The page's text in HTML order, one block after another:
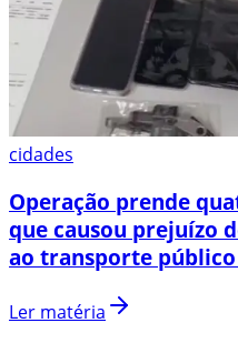
cidades
Operação prende
que causou prejuízo
ao transporte público
Ler matéria